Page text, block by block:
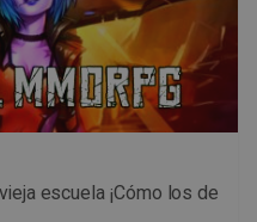
escuela ¡Cómo los de